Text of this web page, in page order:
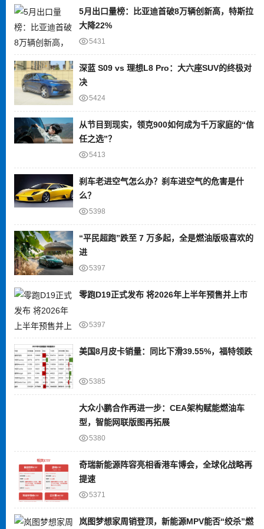
5月出口量榜：比亚迪首破8万辆创新高，特斯拉
大降22%
5431
深蓝 S09 vs 理想L8 Pro：大六座SUV的终极对
决
5424
从节目到现实，领克900如何成为千万家庭的“信
任之选”？
5413
刹车老进空气怎么办？刹车进空气的危害是什
么？
5398
“平民超跑”跌至 7 万多起，全是燃油版吸喜欢的
进
5397
零跑D19正式发布 将2026年上半年预售并上市
5397
美国8月皮卡销量：同比下滑39.55%，福特领跌
5385
大众小鹏合作再进一步：CEA架构赋能燃油车
型，智能网联版图再拓展
5380
奇瑞新能源阵容亮相香港车博会，全球化战略再
提速
5371
岚图梦想家周销登顶，新能源MPV能否“绞杀”燃